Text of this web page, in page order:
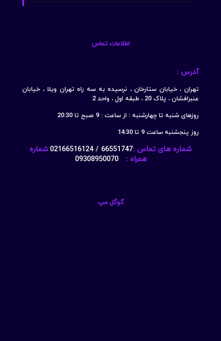
اطلاعات تماس
آدرس :
تهران ، خیابان ستارخان ، نرسیده به سه راه تهران ویلا ، خیابان
عنبرافشان ، پلاک 20 ، طبقه اول ، واحد 2
روزهای شنبه تا چهارشنبه : از ساعت : 9 صبح تا 20:30
روز پنجشنبه ساعت 9 تا 14:30
شماره های تماس :66551747 / 02166516124
شماره
همراه :
09308950070
گوگل مپ